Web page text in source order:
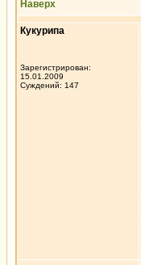
Наверх
Кукурипа
Зарегистрирован:
15.01.2009
Суждений: 147